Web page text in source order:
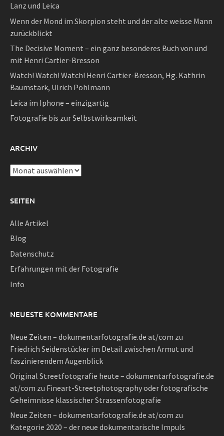
Lanz und Leica
Wenn der Mond im Skorpion steht und der alte weisse Mann
zurückblickt
The Decisive Moment – ein ganz besonderes Buch von und
mit Henri Cartier-Bresson
Watch! Watch! Watch! Henri Cartier-Bresson, Hg. Kathrin
Baumstark, Ulrich Pohlmann
Leica im Iphone – einzigartig
Fotografie bis zur Selbstwirksamkeit
ARCHIV
Archiv
SEITEN
Alle Artikel
Blog
Datenschutz
Erfahrungen mit der Fotografie
Info
NEUESTE KOMMENTARE
Neue Zeiten – dokumentarfotografie.de at/com zu
Friedrich Seidenstücker im Detail zwischen Armut und
faszinierendem Augenblick
Original Streetfotografie heute – dokumentarfotografie.de
at/com zu Fineart-Streetphotography oder fotografische
Geheimnisse klassischer Strassenfotografie
Neue Zeiten – dokumentarfotografie.de at/com zu
Kategorie 2020 – der neue dokumentarische Impuls